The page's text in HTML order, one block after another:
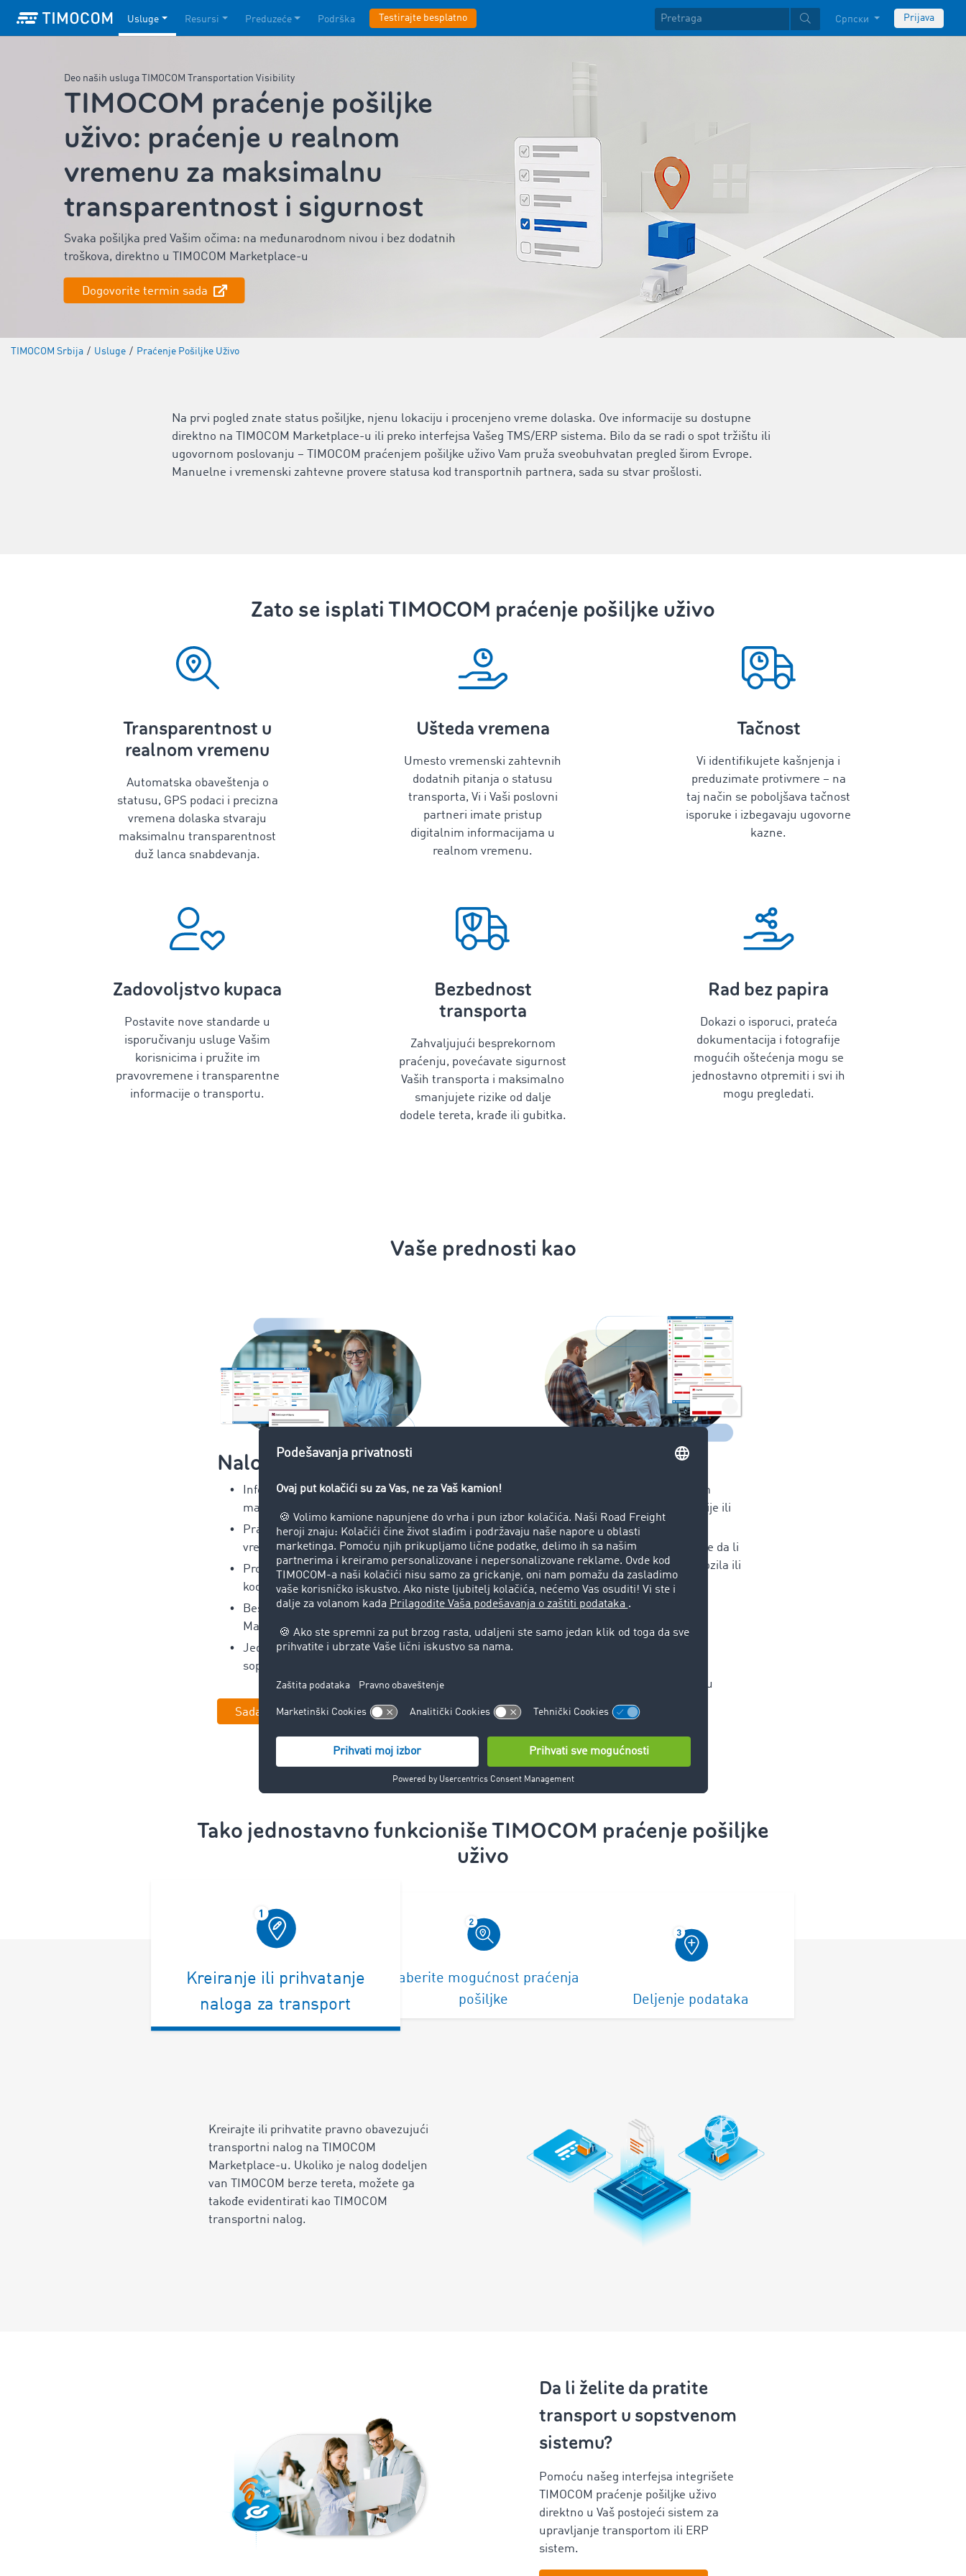
Usluge Resursi Preduzeće Podrška Testirajte besplatno Српски Prijava
Deo naših usluga TIMOCOM Transportation Visibility
TIMOCOM praćenje pošiljke
uživo: praćenje u realnom
vremenu za maksimalnu
transparentnost i sigurnost
Svaka pošiljka pred Vašim očima: na međunarodnom nivou i bez dodatnih
troškova, direktno u TIMOCOM Marketplace-u
Dogovorite termin sada
TIMOCOM Srbija / Usluge / Praćenje Pošiljke Uživo
Na prvi pogled znate status pošiljke, njenu lokaciju i procenjeno vreme dolaska. Ove informacije su dostupne
direktno na TIMOCOM Marketplace-u ili preko interfejsa Vašeg TMS/ERP sistema. Bilo da se radi o spot tržištu ili
ugovornom poslovanju – TIMOCOM praćenjem pošiljke uživo Vam pruža sveobuhvatan pregled širom Evrope.
Manuelne i vremenski zahtevne provere statusa kod transportnih partnera, sada su stvar prošlosti.
Zato se isplati TIMOCOM praćenje pošiljke uživo
Transparentnost u
realnom vremenu
Automatska obaveštenja o
statusu, GPS podaci i precizna
vremena dolaska stvaraju
maksimalnu transparentnost
duž lanca snabdevanja.
Ušteda vremena
Umesto vremenski zahtevnih
dodatnih pitanja o statusu
transporta, Vi i Vaši poslovni
partneri imate pristup
digitalnim informacijama u
realnom vremenu.
Tačnost
Vi identifikujete kašnjenja i
preduzimate protivmere – na
taj način se poboljšava tačnost
isporuke i izbegavaju ugovorne
kazne.
Zadovoljstvo kupaca
Postavite nove standarde u
isporučivanju usluge Vašim
korisnicima i pružite im
pravovremene i transparentne
informacije o transportu.
Bezbednost
transporta
Zahvaljujući besprekornom
praćenju, povećavate sigurnost
Vaših transporta i maksimalno
smanjujete rizike od dalje
dodele tereta, krađe ili gubitka.
Rad bez papira
Dokazi o isporuci, prateća
dokumentacija i fotografije
mogućih oštećenja mogu se
jednostavno otpremiti i svi ih
mogu pregledati.
Vaše prednosti kao
Nalogodavca
Informacije o transportu uživo za
maksimalnu transparentnost
Praćenje špedicije i pouzdana
vremena dolaska (ETA)
Proaktivno upravljanje rizicima
kod kašnjenja
Besplatna upotreba u TIMOCOM
Marketplace-u
Jednostavna integracija u
sopstveni alat za dispoziciju
Sada zakažite termin
Izvršioca naloga
Fleksibilno praćenje putem
telematike, GPS-a, aplikacije ili
U svakom trenutku odlučite da li
će biti prikazana pozicija vozila ili
samo ETA
Optimizacija transportne
sopstveni alat za dispoziciju
Tako jednostavno funkcioniše TIMOCOM praćenje pošiljke
uživo
Kreiranje ili prihvatanje
naloga za transport
Izaberite mogućnost praćenja
pošiljke
Deljenje podataka
Kreirajte ili prihvatite pravno obavezujući
transportni nalog na TIMOCOM
Marketplace-u. Ukoliko je nalog dodeljen
van TIMOCOM berze tereta, možete ga
takođe evidentirati kao TIMOCOM
transportni nalog.
Da li želite da pratite
transport u sopstvenom
sistemu?
Pomoću našeg interfejsa integrišete
TIMOCOM praćenje pošiljke uživo
direktno u Vaš postojeći sistem za
upravljanje transportom ili ERP
sistem.